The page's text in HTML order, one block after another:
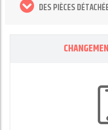
DES PIÈCES